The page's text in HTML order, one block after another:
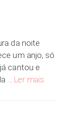
da noite
um anjo, só
cantou e
… Ler mais